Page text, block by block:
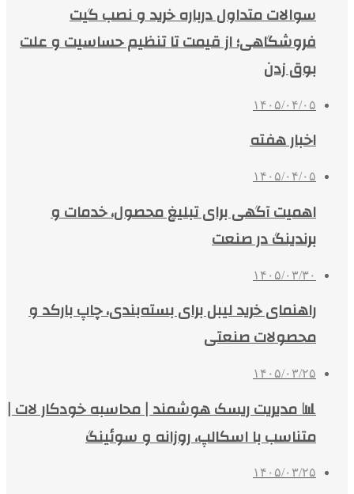
سوالات متداول درباره خرید و نصب گیت
فروشگاهی؛ از قیمت تا تنظیم حساسیت و علت
بوق زدن
۱۴۰۵/۰۴/۰۵
اخبار هفته
۱۴۰۵/۰۴/۰۵
اهمیت آگهی برای تبلیغ محصول، خدمات و
برندینگ در صنعت
۱۴۰۵/۰۳/۳۰
راهنمای خرید لیبل برای بسته‌بندی، چاپ بارکد و
محصولات صنعتی
۱۴۰۵/۰۳/۲۵
📊 مدیریت ریسک هوشمند | محاسبه خودکار لات |
متناسب با اسکالپ، روزانه و سوئینگ
۱۴۰۵/۰۳/۲۵